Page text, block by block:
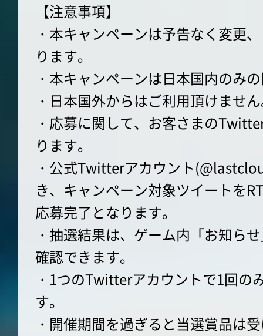
【注意事項】
・本キャンペーンは予告なく変更
ります。
・本キャンペーンは日本国内のみ
・日本国外からはご利用頂けませ
・応募に関して、お客さまの
ります。
・公式Twitterアカウント
き、キャンペーン対象ツイートを
応募完了となります。
・抽選結果は、ゲーム内「お知ら
確認できます。
・1つのTwitterアカウントで1回の
す。
・開催期間を過ぎると当選賞品は